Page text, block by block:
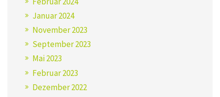
Januar 2024
November 2023
September 2023
Mai 2023
Februar 2023
Dezember 2022